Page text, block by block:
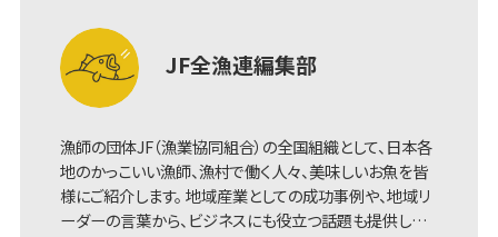
JF全漁連編集部
漁師の団体JF（漁業協同組合）の全国組織として、日本各
地のかっこいい漁師、漁村で働く人々、美味しいお魚を皆
様にご紹介します。 地域産業としての成功事例や、地域リ
ーダーの言葉から、ビジネスにも役立つ話題も提供し…